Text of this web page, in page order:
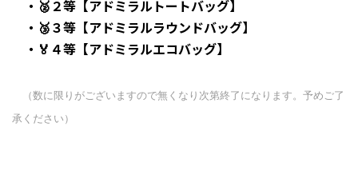
・🥈２等【アドミラルトートバッグ】
・🥉３等【アドミラルラウンドバッグ】
・🏅４等【アドミラルエコバッグ】
（数に限りがございますので無くなり次第終了になります。予めご了
承ください）